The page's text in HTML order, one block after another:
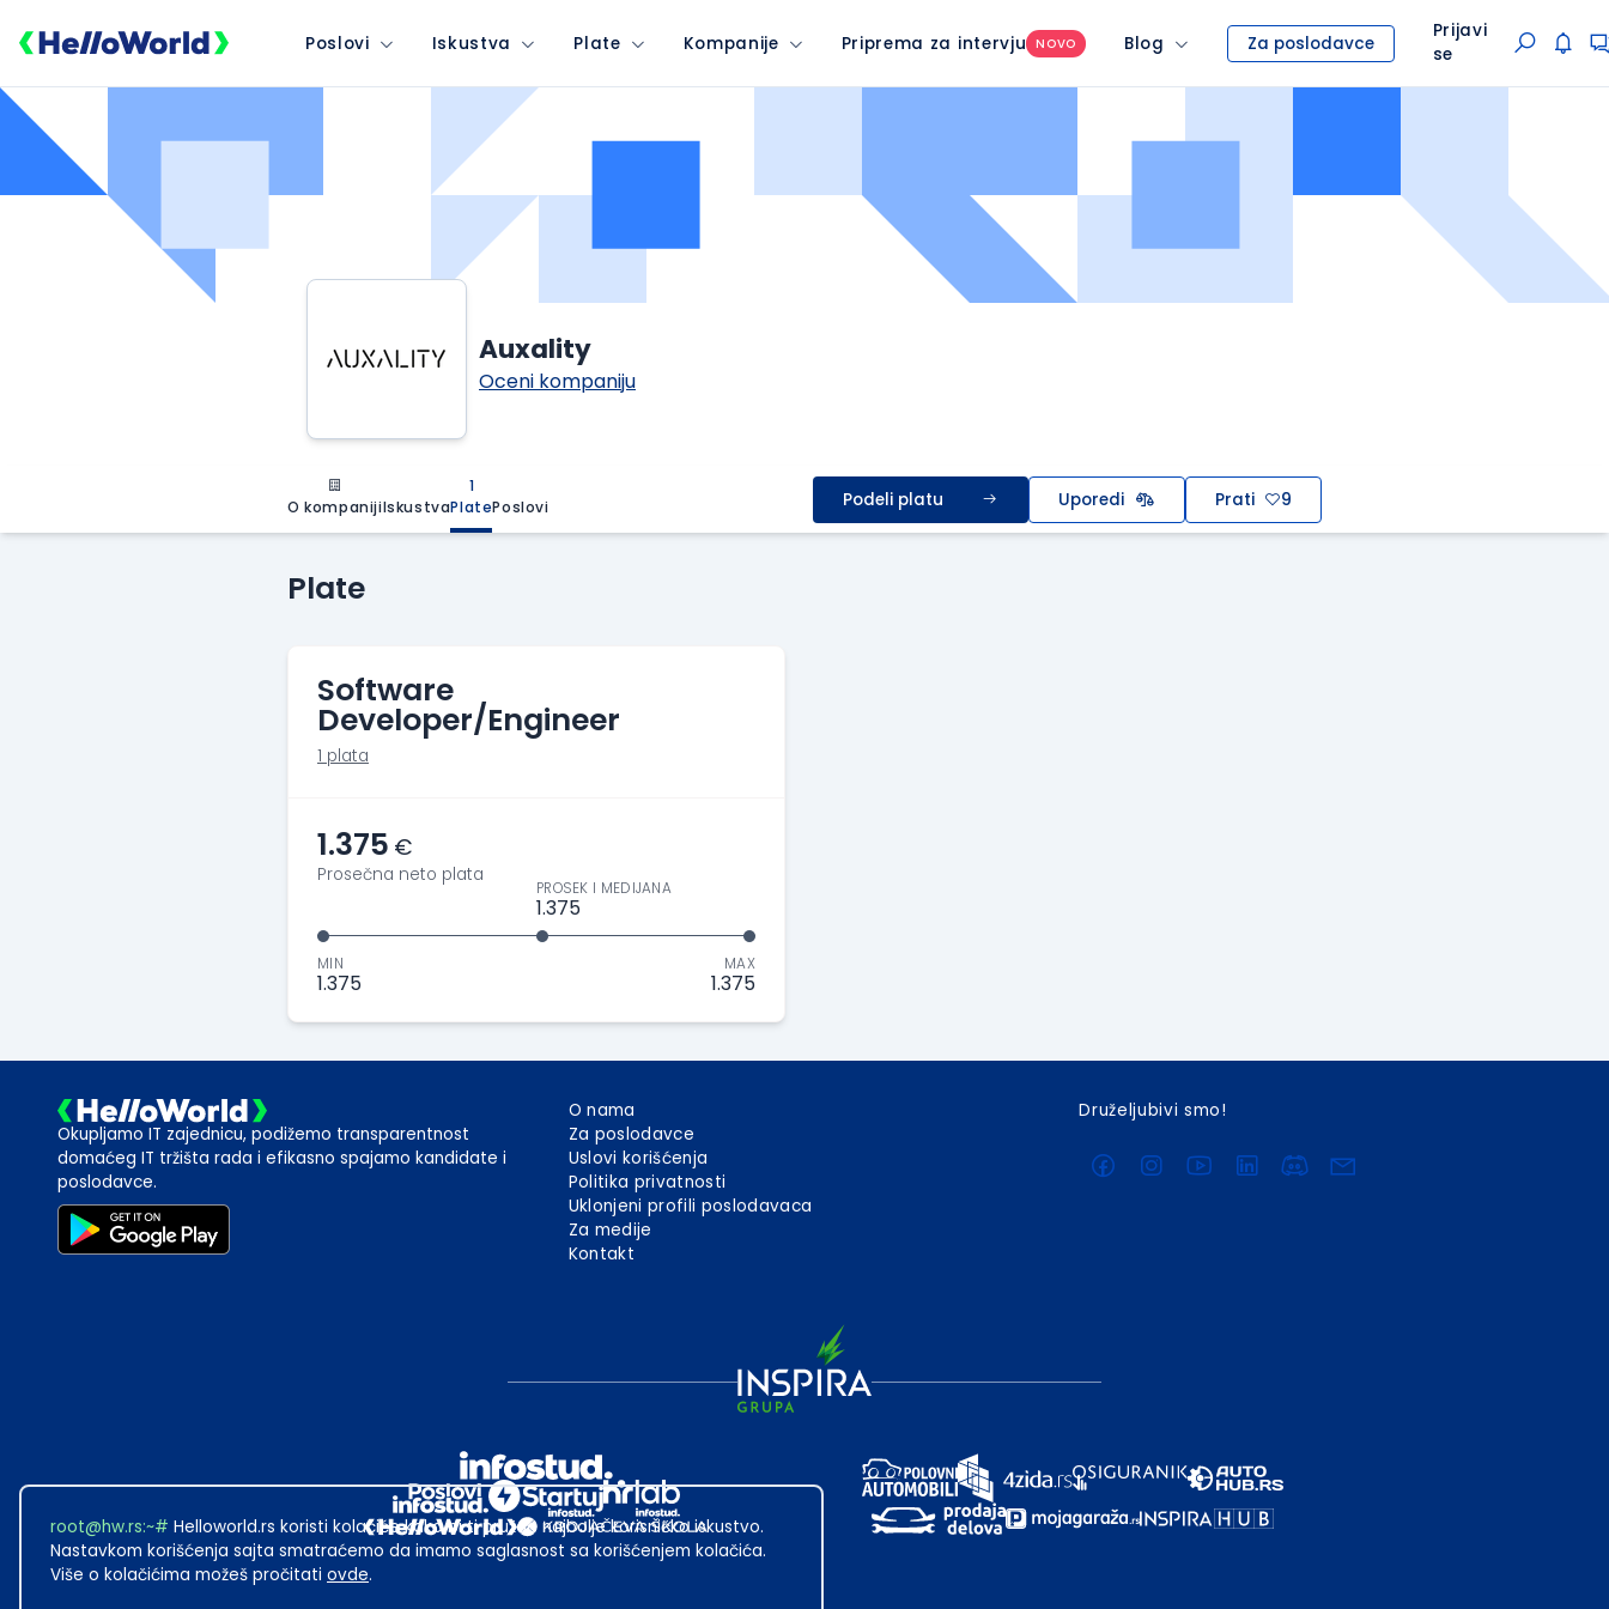
Poslovi Iskustva Plate Kompanije Priprema za intervju NOVO Blog Za poslodavce
Prijavi
se
Auxality
Oceni kompaniju
O kompanijiIskustva
1
PlatePoslovi Podeli platu Uporedi Prati 9
Plate
Software
Developer/Engineer
1 plata
1.375 €
Prosečna neto plata
MIN
1.375
PROSEK I MEDIJANA
1.375
MAX
1.375
Okupljamo IT zajednicu, podižemo transparentnost
domaćeg IT tržišta rada i efikasno spajamo kandidate i
poslodavce.
O nama
Za poslodavce
Uslovi korišćenja
Politika privatnosti
Uklonjeni profili poslodavaca
Za medije
Kontakt
Druželjubivi smo!
root@hw.rs:~# Helloworld.rs koristi kolačiće kako bi ti pružao najbolje korisničko iskustvo.
Nastavkom korišćenja sajta smatraćemo da imamo saglasnost sa korišćenjem kolačića.
Više o kolačićima možeš pročitati ovde.